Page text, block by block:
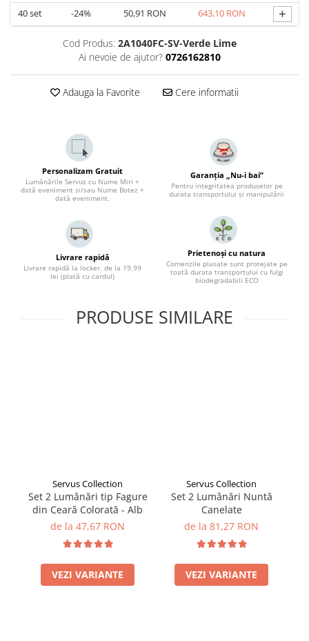
40set -24% 50,91 RON 643,10 RON +
Cod Produs: 2A1040FC-SV-Verde Lime
Ai nevoie de ajutor? 0726162810
Adauga la Favorite Cere informatii
Personalizam Gratuit
Lumânările Servus cu Nume Miri +
dată eveniment si/sau Nume Botez +
dată eveniment.
Garanția „Nu-i bai”
Pentru integritatea produselor pe
durata transportului și manipulării
Livrare rapidă
Livrare rapidă la locker, de la 19.99
lei (plată cu cardul)
Prietenoși cu natura
Comenzile plasate sunt protejate pe
toată durata transportului cu fulgi
biodegradabili ECO
PRODUSE SIMILARE
Servus Collection
Set 2 Lumânări tip Fagure
din Ceară Colorată - Alb
de la 47,67 RON
VEZI VARIANTE
Servus Collection
Set 2 Lumânări Nuntă
Canelate
de la 81,27 RON
VEZI VARIANTE